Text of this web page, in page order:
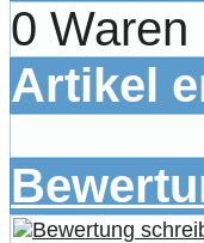
0 Waren
Artikel